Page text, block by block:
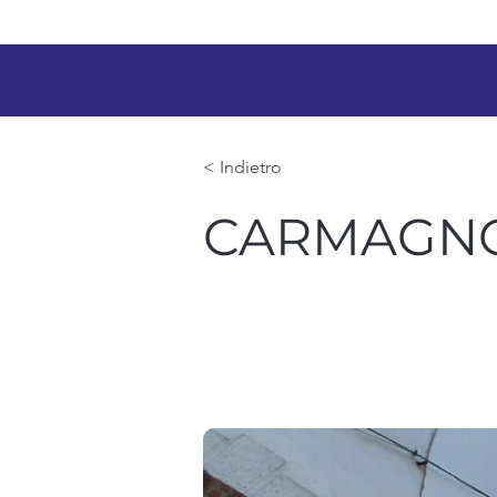
< Indietro